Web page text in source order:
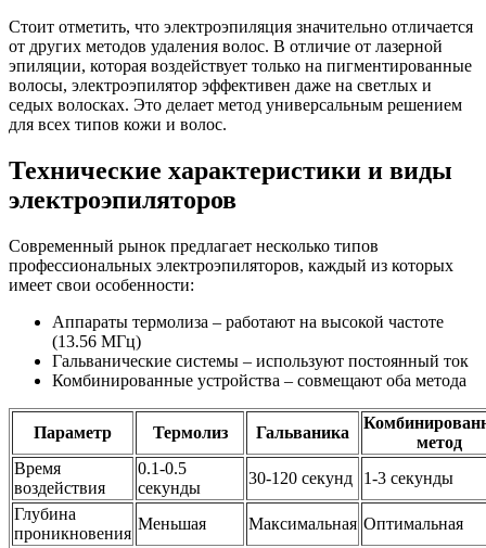
Стоит отметить, что электроэпиляция значительно отличается
от других методов удаления волос. В отличие от лазерной
эпиляции, которая воздействует только на пигментированные
волосы, электроэпилятор эффективен даже на светлых и
седых волосках. Это делает метод универсальным решением
для всех типов кожи и волос.
Технические характеристики и виды
электроэпиляторов
Современный рынок предлагает несколько типов
профессиональных электроэпиляторов, каждый из которых
имеет свои особенности:
Аппараты термолиза – работают на высокой частоте
(13.56 МГц)
Гальванические системы – используют постоянный ток
Комбинированные устройства – совмещают оба метода
Параметр Термолиз Гальваника
метод
Время
воздействия
0.1-0.5
секунды
30-120 секунд
1-3 секунды
Глубина
проникновения
Меньшая Максимальная Оптимальная